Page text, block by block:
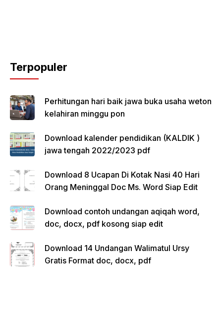
Terpopuler
Perhitungan hari baik jawa buka usaha weton
kelahiran minggu pon
Download kalender pendidikan (KALDIK )
jawa tengah 2022/2023 pdf
Download 8 Ucapan Di Kotak Nasi 40 Hari
Orang Meninggal Doc Ms. Word Siap Edit
Download contoh undangan aqiqah word,
doc, docx, pdf kosong siap edit
Download 14 Undangan Walimatul Ursy
Gratis Format doc, docx, pdf